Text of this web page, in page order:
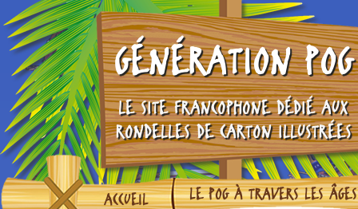
GÉNÉRATION POG
LE SITE FRANCOPHONE DÉDIÉ AUX
RONDELLES DE CARTON ILLUSTRÉES
ACCUEIL LE POG À TRAVERS LES ÂGES